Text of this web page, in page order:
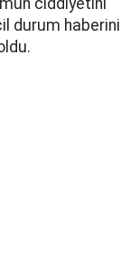
ciddiyetini
durum haberini